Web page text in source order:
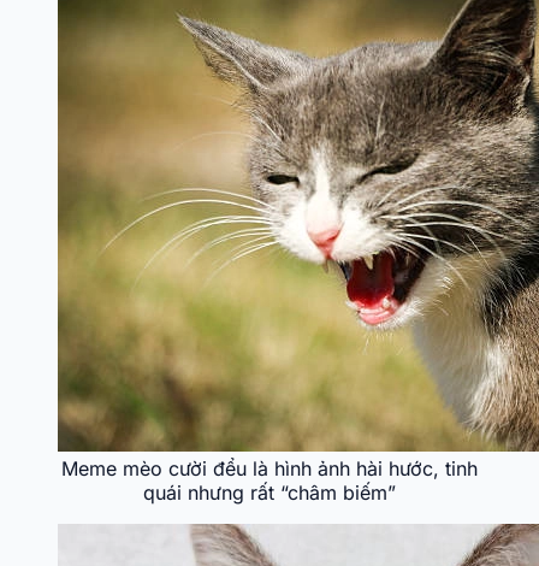
Meme mèo cười đểu là hình ảnh hài hước, tinh
quái nhưng rất “châm biếm”